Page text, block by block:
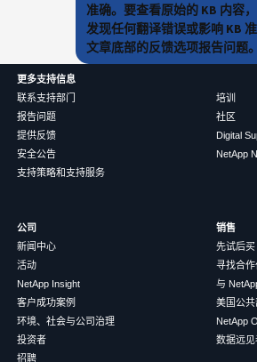
准确。要查看原始的 KB 内容
发现任何翻译错误或影响 KB
文章底部的反馈选项报告问题。
更多支持信息
联系支持部门
报告问题
提供反馈
安全公告
支持策略和支持服务
培训
社区
Digital
NetApp
公司
新闻中心
活动
NetApp Insight
客户成功案例
环境、社会与公司治理
投资者
招聘
销售
先试后买
寻找合作
与
美国公共
NetApp
数据远